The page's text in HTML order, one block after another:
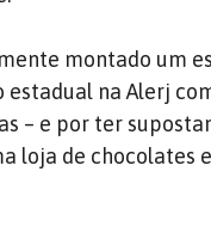
montado um
na Alerj
– e por ter
loja de chocolates